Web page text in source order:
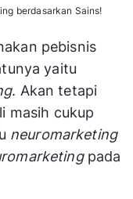
berdasarkan Sains!
pebisnis
yaitu
. Akan tetapi
masih cukup
neuromarketing
pada